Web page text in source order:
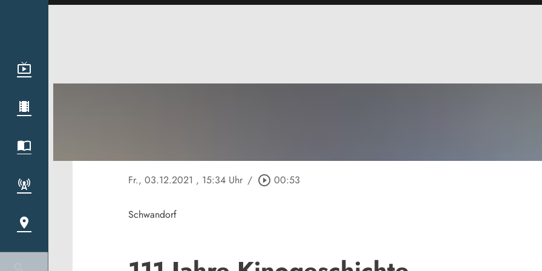
Fr., 03.12.2021 , 15:34 Uhr / play_circle_outline 00:53
Schwandorf